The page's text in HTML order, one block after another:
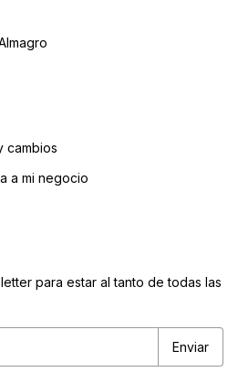
cambios
a mi negocio
para estar al tanto de todas las